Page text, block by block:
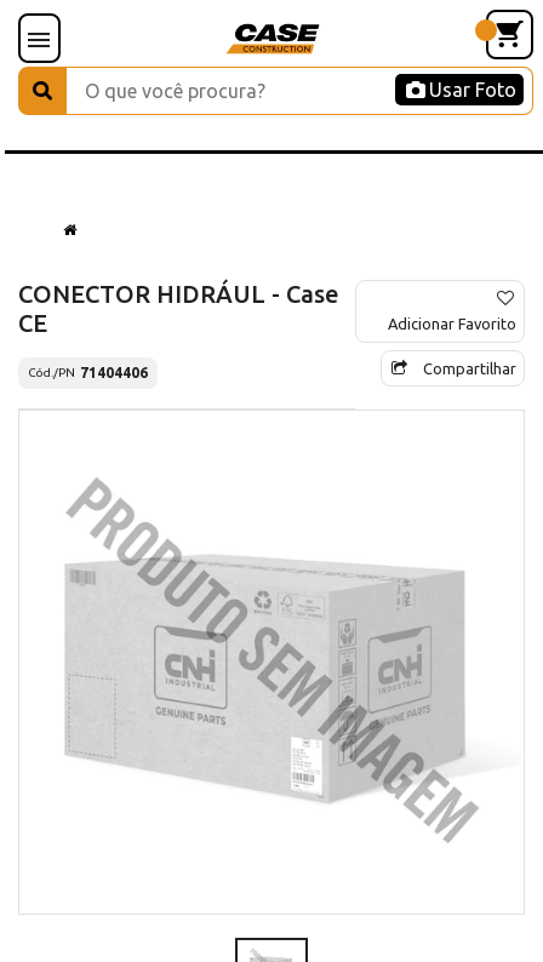
Usar Foto
CONECTOR HIDRÁUL - Case
CE
Cód./PN 71404406
Adicionar Favorito
Compartilhar